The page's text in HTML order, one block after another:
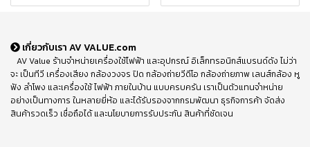
เกี่ยวกับเรา AV VALUE.com
AV Value ร้านจำหน่ายเครื่องใช้ไฟฟ้า และอุปกรณ์ อิเล็กทรอนิกส์แบรนด์ดัง ไม่ว่า
จะ เป็นทีวี เครื่องเสียง กล้องวงจร ปิด กล้องถ่ายวีดีโอ กล้องถ่ายภาพ เลนส์กล้อง หู
ฟัง ลำโพง และเครื่องใช้ ไฟฟ้า ภายในบ้าน แบบครบครัน เราเป็นตัวแทนจำหน่าย
อย่างเป็นทางการ ในหลายยี่ห้อ และได้รับรองจากกรมพัฒนา ธุรกิจการค้า จัดส่ง
สินค้ารวดเร็ว เชื่อถือได้ และนโยบายการรับประกัน สินค้าที่ชัดเจน